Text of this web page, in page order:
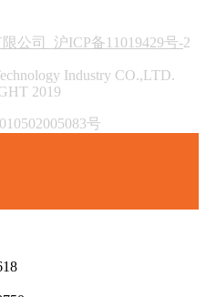
公司 沪ICP备11019429号-2
Industry CO.,LTD.
2019
号